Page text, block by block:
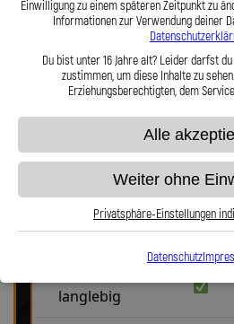
Stahlflex vs.
Fakten Stahlflex
langlebig
Haltbarkeit, Präzision und Fahrgefühl
Hier zu unserem Video
Einwilligung zu einem späteren Zeitpunkt zu
Informationen zur Verwendung deiner
Du bist unter 16 Jahre alt? Leider darfst
zustimmen, um diese Inhalte zu
Erziehungsberechtigten, dem
Alle
Weiter ohne
Privatsphäre-Einstellungen
Datenschutz